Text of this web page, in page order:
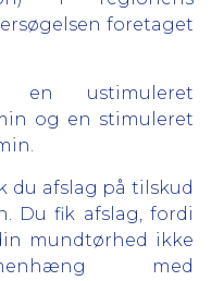
foretaget
en ustimuleret
og en stimuleret
du afslag på tilskud
Du fik afslag, fordi
mundtørhed ikke
med